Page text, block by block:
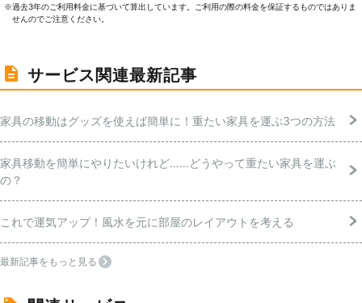
※過去3年のご利⽤料⾦に基づいて算出しています。ご利⽤の際の料⾦を保証するものではありま
せんのでご注意ください。
サービス関連最新記事
家具の移動はグッズを使えば簡単に！重たい家具を運ぶ3つの方法
家具移動を簡単にやりたいけれど……どうやって重たい家具を運ぶ
の？
これで運気アップ！風水を元に部屋のレイアウトを考える
最新記事をもっと見る